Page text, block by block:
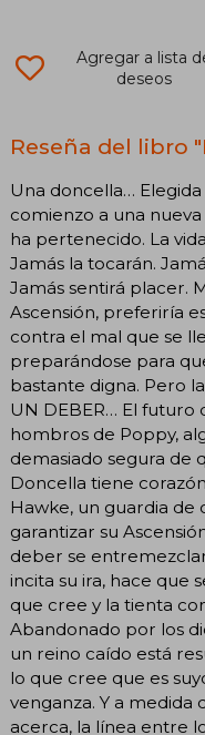
Agregar a lista
deseos
Reseña del libro
Una doncella…
comienzo a una
ha pertenecido. La
Jamás la tocarán.
Jamás sentirá placer.
Ascensión, preferiría
contra el mal que se
preparándose para
bastante digna. Pero
UN DEBER… El
hombros de Poppy,
demasiado segura de
Doncella tiene
Hawke, un guardia de
garantizar su
deber se
incita su ira, hace que
que cree y la tienta
Abandonado por los
un reino caído está
lo que cree que es
venganza. Y a medida
acerca, la línea entre